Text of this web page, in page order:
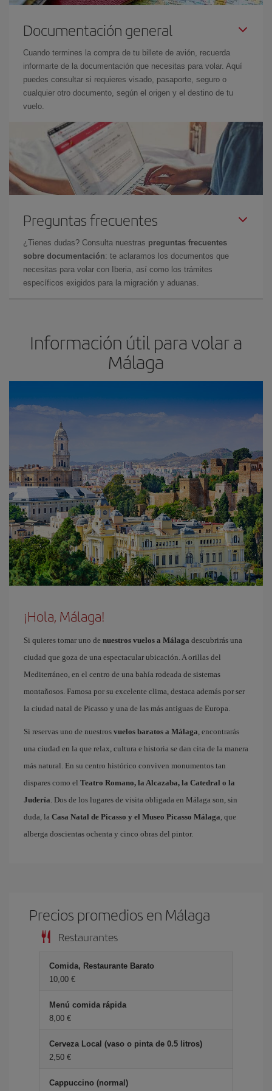
Documentación general
Cuando termines la compra de tu billete de avión, recuerda
informarte de la documentación que necesitas para volar. Aquí
puedes consultar si requieres visado, pasaporte, seguro o
cualquier otro documento, según el origen y el destino de tu
vuelo.
Preguntas frecuentes
¿Tienes dudas? Consulta nuestras preguntas frecuentes
sobre documentación: te aclaramos los documentos que
necesitas para volar con Iberia, así como los trámites
específicos exigidos para la migración y aduanas.
Información útil para volar a
Málaga
¡Hola, Málaga!
Si quieres tomar uno de nuestros vuelos a Málaga descubrirás una
ciudad que goza de una espectacular ubicación. A orillas del
Mediterráneo, en el centro de una bahía rodeada de sistemas
montañosos. Famosa por su excelente clima, destaca además por ser
la ciudad natal de Picasso y una de las más antiguas de Europa.
Si reservas uno de nuestros vuelos baratos a Málaga, encontrarás
una ciudad en la que relax, cultura e historia se dan cita de la manera
más natural. En su centro histórico conviven monumentos tan
dispares como el Teatro Romano, la Alcazaba, la Catedral o la
Judería. Dos de los lugares de visita obligada en Málaga son, sin
duda, la Casa Natal de Picasso y el Museo Picasso Málaga, que
alberga doscientas ochenta y cinco obras del pintor.
Precios promedios en Málaga
Restaurantes
Comida, Restaurante Barato
10,00 €
Menú comida rápida
8,00 €
Cerveza Local (vaso o pinta de 0.5 litros)
2,50 €
Cappuccino (normal)